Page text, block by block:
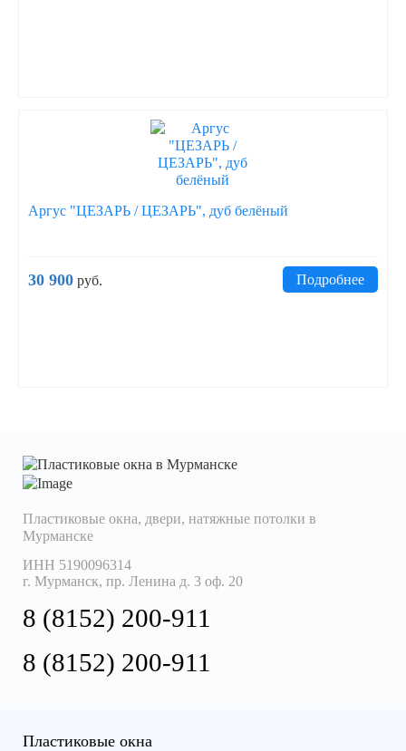
Аргус "ЦЕЗАРЬ / ЦЕЗАРЬ", дуб белёный
30 900 руб. Подробнее
Пластиковые окна, двери, натяжные потолки в
Мурманске
ИНН 5190096314
г. Мурманск, пр. Ленина д. 3 оф. 20
8 (8152) 200-911
8 (8152) 200-911
Пластиковые окна